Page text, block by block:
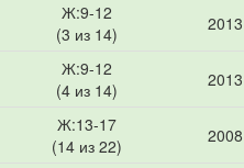
Ж:9-12
(3 из 14)
2013
Ж:9-12
(4 из 14)
2013
Ж:13-17
(14 из 22)
2008